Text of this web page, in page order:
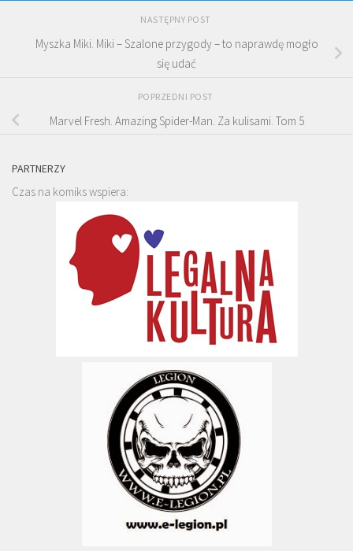
NASTĘPNY POST
Myszka Miki. Miki – Szalone przygody – to naprawdę mogło
się udać
POPRZEDNI POST
Marvel Fresh. Amazing Spider-Man. Za kulisami. Tom 5
PARTNERZY
Czas na komiks wspiera: